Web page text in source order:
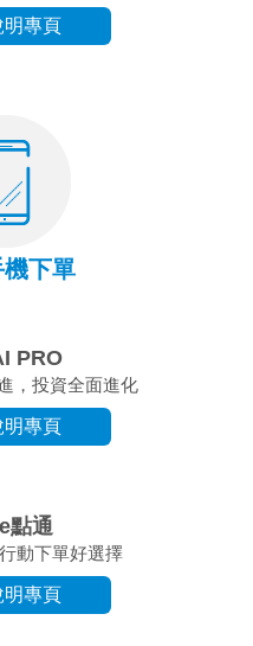
明專頁
下單
PRO
，投資全面進化
明專頁
點通
動下單好選擇
明專頁